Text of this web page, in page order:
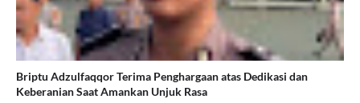
Briptu Adzulfaqqor Terima Penghargaan atas Dedikasi dan
Keberanian Saat Amankan Unjuk Rasa